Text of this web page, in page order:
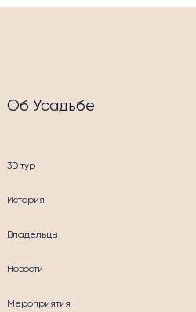
Об Усадьбе
3D тур
История
Владельцы
Новости
Мероприятия